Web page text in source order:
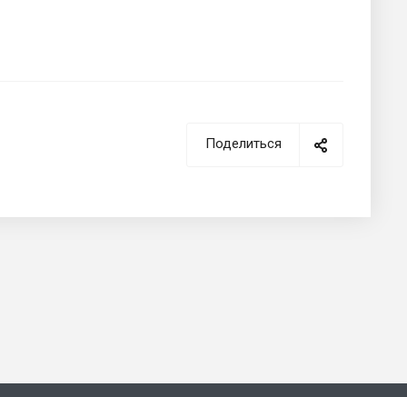
Поделиться